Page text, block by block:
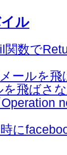
ル
数で
ールを
を飛ばさ
に